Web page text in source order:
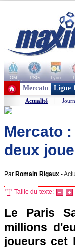
OM PSG Lyon
+ de clubs
Mercato Ligue
Actualité |
Mercato
deux
Par Romain Rigaux -
Taille du texte:
Le Paris
millions
joueurs cet